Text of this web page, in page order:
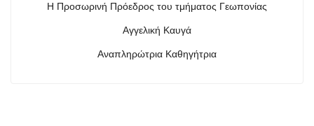
Η Προσωρινή Πρόεδρος του τμήματος Γεωπονίας
Αγγελική Καυγά
Αναπληρώτρια Καθηγήτρια